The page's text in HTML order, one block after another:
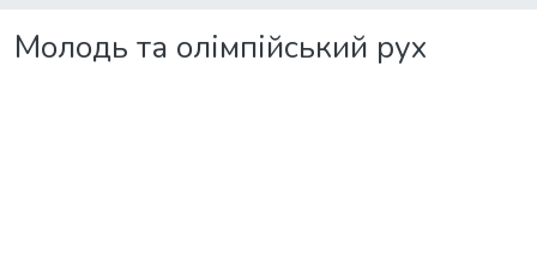
Молодь та олімпійський рух